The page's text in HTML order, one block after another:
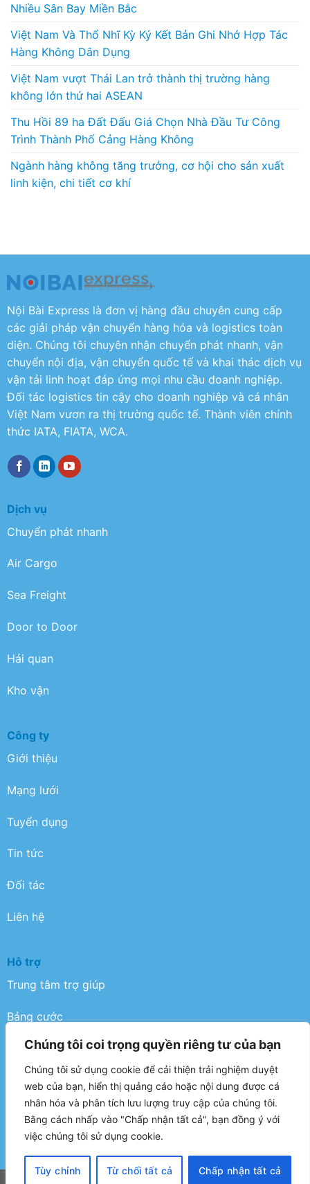
Chúng tôi coi trọng quyền riêng tư của bạn
Chúng tôi sử dụng cookie để cải thiện trải nghiệm duyệt
web của bạn, hiển thị quảng cáo hoặc nội dung được cá
nhân hóa và phân tích lưu lượng truy cập của chúng tôi.
Bằng cách nhấp vào "Chấp nhận tất cả", bạn đồng ý với
việc chúng tôi sử dụng cookie.
Tùy chỉnh Từ chối tất cả Chấp nhận tất cả
Nhiều Sân Bay Miền Bắc
Việt Nam Và Thổ Nhĩ Kỳ Ký Kết Bản Ghi Nhớ Hợp Tác
Hàng Không Dân Dụng
Việt Nam vượt Thái Lan trở thành thị trường hàng
không lớn thứ hai ASEAN
Thu Hồi 89 ha Đất Đấu Giá Chọn Nhà Đầu Tư Công
Trình Thành Phố Cảng Hàng Không
Ngành hàng không tăng trưởng, cơ hội cho sản xuất
linh kiện, chi tiết cơ khí
Nội Bài Express là đơn vị hàng đầu chuyên cung cấp
các giải pháp vận chuyển hàng hóa và logistics toàn
diện. Chúng tôi chuyên nhận chuyển phát nhanh, vận
chuyển nội địa, vận chuyển quốc tế và khai thác dịch vụ
vận tải linh hoạt đáp ứng mọi nhu cầu doanh nghiệp.
Đối tác logistics tin cậy cho doanh nghiệp và cá nhân
Việt Nam vươn ra thị trường quốc tế. Thành viên chính
thức IATA, FIATA, WCA.
Dịch vụ
Chuyển phát nhanh
Air Cargo
Sea Freight
Door to Door
Hải quan
Kho vận
Công ty
Giới thiệu
Mạng lưới
Tuyển dụng
Tin tức
Đối tác
Liên hệ
Hỗ trợ
Trung tâm trợ giúp
Bảng cước
Điều khoản
Chính sách bảo mật